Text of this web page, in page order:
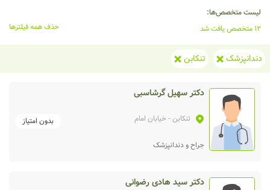
لیست متخصص‌ها:
12 متخصص یافت شد
حذف همه فیلترها
دندانپزشک تنکابن
دکتر سهیل گرشاسبی
تنکابن- خیابان امام بدون امتیاز
جراح و دندانپزشک
دکتر سید هادی رضوانی